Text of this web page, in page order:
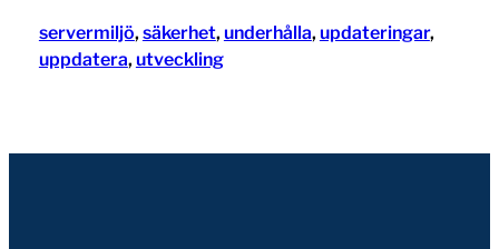
servermiljö, säkerhet, underhålla, updateringar
uppdatera, utveckling